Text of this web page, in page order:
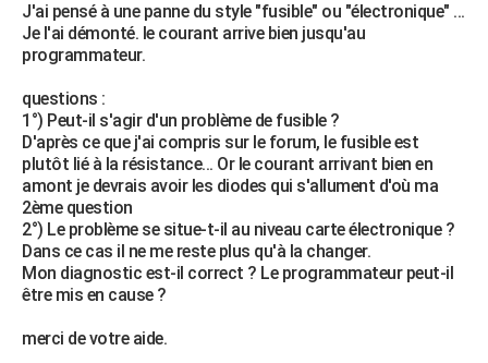
Alimentation
Guide de la santé
Maladies
Médicaments
Sommeil
VOYAGE
Destinations
City break
Voyage nature
Voyage de noces
Forum
Climat
PHOTO
GUIDES D'ACHAT
BONS PLANS
CARTE DE VOEUX
Carte de Noël
Carte Bonne année
Carte Saint-Valentin
Carte Pâques
Carte d'anniversaire
DICTIONNAIRE
Dictionnaire
Biographies
Citations
Expressions
Proverbes
PROGRAMME TV
COPAINS D'AVANT
J'ai pensé à une panne du style "fusible" ou "électronique" ...
Je l'ai démonté. le courant arrive bien jusqu'au
programmateur.
questions :
1°) Peut-il s'agir d'un problème de fusible ?
D'après ce que j'ai compris sur le forum, le fusible est
plutôt lié à la résistance... Or le courant arrivant bien en
amont je devrais avoir les diodes qui s'allument d'où ma
2ème question
2°) Le problème se situe-t-il au niveau carte électronique ?
Dans ce cas il ne me reste plus qu'à la changer.
Mon diagnostic est-il correct ? Le programmateur peut-il
être mis en cause ?
merci de votre aide.